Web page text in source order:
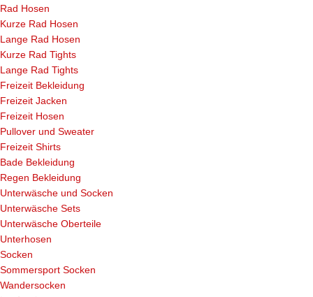
Rad Hosen
Kurze Rad Hosen
Lange Rad Hosen
Kurze Rad Tights
Lange Rad Tights
Freizeit Bekleidung
Freizeit Jacken
Freizeit Hosen
Pullover und Sweater
Freizeit Shirts
Bade Bekleidung
Regen Bekleidung
Unterwäsche und Socken
Unterwäsche Sets
Unterwäsche Oberteile
Unterhosen
Socken
Sommersport Socken
Wandersocken